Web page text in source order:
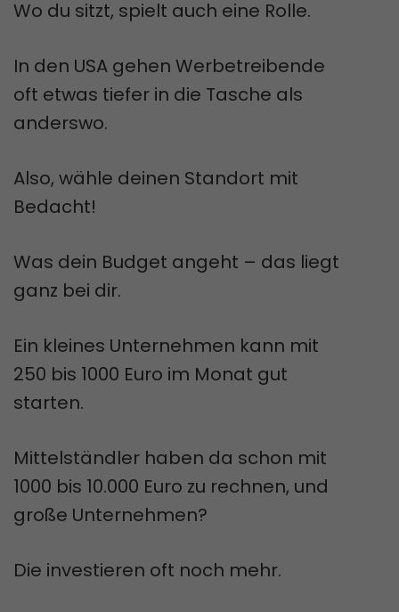
Wo du sitzt, spielt auch eine Rolle.
In den USA gehen Werbetreibende
oft etwas tiefer in die Tasche als
anderswo.
Also, wähle deinen Standort mit
Bedacht!
Was dein Budget angeht – das liegt
ganz bei dir.
Ein kleines Unternehmen kann mit
250 bis 1000 Euro im Monat gut
starten.
Mittelständler haben da schon mit
1000 bis 10.000 Euro zu rechnen, und
große Unternehmen?
Die investieren oft noch mehr.